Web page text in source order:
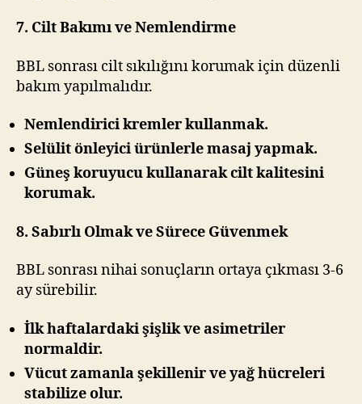
7. Cilt Bakımı ve Nemlendirme
BBL sonrası cilt sıkılığını korumak için düzenli
bakım yapılmalıdır.
Nemlendirici kremler kullanmak.
Selülit önleyici ürünlerle masaj yapmak.
Güneş koruyucu kullanarak cilt kalitesini
korumak.
8. Sabırlı Olmak ve Sürece Güvenmek
BBL sonrası nihai sonuçların ortaya çıkması 3-6
ay sürebilir.
İlk haftalardaki şişlik ve asimetriler
normaldir.
Vücut zamanla şekillenir ve yağ hücreleri
stabilize olur.